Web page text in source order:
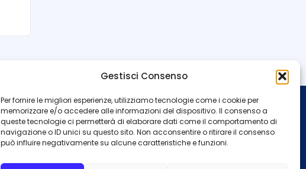
Gestisci Consenso
Per fornire le migliori esperienze, utilizziamo tecnologie come i cookie per
memorizzare e/o accedere alle informazioni del dispositivo. Il consenso a
queste tecnologie ci permetterà di elaborare dati come il comportamento di
navigazione o ID unici su questo sito. Non acconsentire o ritirare il consenso
può influire negativamente su alcune caratteristiche e funzioni.
INFO
Redazione
Contattaci